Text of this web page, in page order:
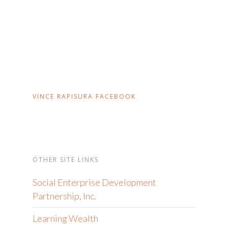
VINCE RAPISURA FACEBOOK
OTHER SITE LINKS
Social Enterprise Development
Partnership, Inc.
Learning Wealth